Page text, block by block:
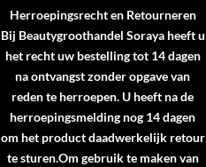
Herroepingsrecht en Retourneren
Bij Beautygroothandel Soraya heeft u
het recht uw bestelling tot 14 dagen
na ontvangst zonder opgave van
reden te herroepen. U heeft na de
herroepingsmelding nog 14 dagen
om het product daadwerkelijk retour
te sturen.Om gebruik te maken van